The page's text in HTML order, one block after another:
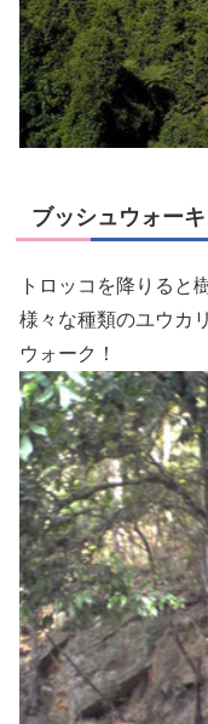
ブッシュウォー
トロッコを降りると
様々な種類のユウカ
ウォーク！